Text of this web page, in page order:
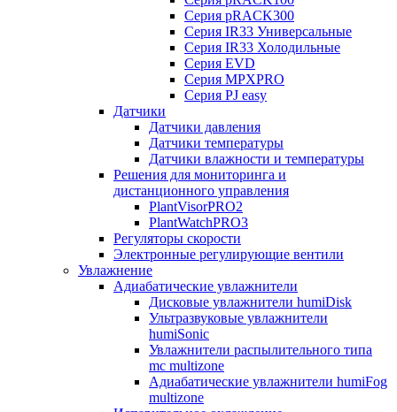
Серия pRACK300
Серия IR33 Универсальные
Серия IR33 Холодильные
Серия EVD
Серия MPXPRO
Серия PJ easy
Датчики
Датчики давления
Датчики температуры
Датчики влажности и температуры
Решения для мониторинга и
дистанционного управления
PlantVisorPRO2
PlantWatchPRO3
Регуляторы скорости
Электронные регулирующие вентили
Увлажнение
Адиабатические увлажнители
Дисковые увлажнители humiDisk
Ультразвуковые увлажнители
humiSonic
Увлажнители распылительного типа
mc multizone
Адиабатические увлажнители humiFog
multizone